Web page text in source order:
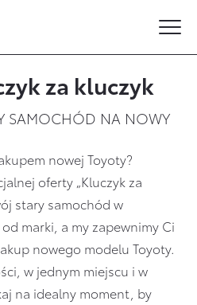
oraz serwisu Toyoty w rejonie
Zapraszamy do WALDER –
za kluczyk
SAMOCHÓD NA NOWY
nowej Toyoty?
oferty „Kluczyk za
stary samochód w
marki, a my zapewnimy Ci
nowego modelu Toyoty.
w jednym miejscu i w
na idealny moment, by